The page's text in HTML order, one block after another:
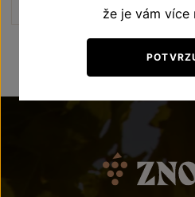
Kč
že je vám více